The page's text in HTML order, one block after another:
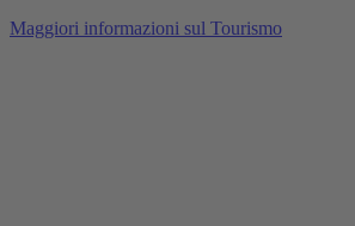
Maggiori informazioni sul Tourismo